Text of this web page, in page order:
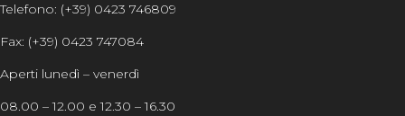
Telefono: (+39) 0423 746809
Fax: (+39) 0423 747084
Aperti lunedì – venerdì
08.00 – 12.00 e 12.30 – 16.30